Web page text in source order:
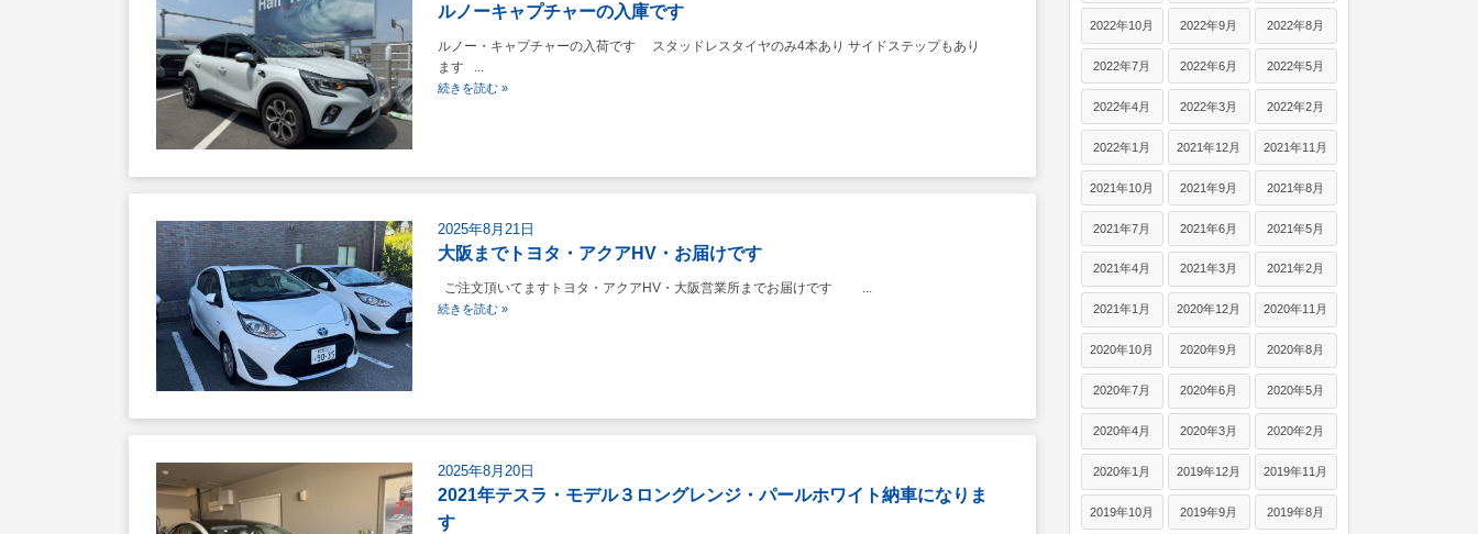
ルノーキャプチャーの入庫です
ルノー・キャプチャーの入荷です スタッドレスタイヤのみ4本あり サイドステップもあり
ます ...
続きを読む »
2025年8月21日
大阪までトヨタ・アクアHV・お届けです
ご注文頂いてますトヨタ・アクアHV・大阪営業所までお届けです ...
続きを読む »
2025年8月20日
2021年テスラ・モデル３ロングレンジ・パールホワイト納車になりま
す
2022年10月 2022年9月 2022年8月
2022年7月 2022年6月 2022年5月
2022年4月 2022年3月 2022年2月
2022年1月 2021年12月 2021年11月
2021年10月 2021年9月 2021年8月
2021年7月 2021年6月 2021年5月
2021年4月 2021年3月 2021年2月
2021年1月 2020年12月 2020年11月
2020年10月 2020年9月 2020年8月
2020年7月 2020年6月 2020年5月
2020年4月 2020年3月 2020年2月
2020年1月 2019年12月 2019年11月
2019年10月 2019年9月 2019年8月